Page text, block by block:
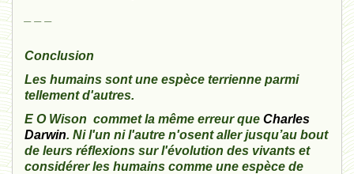
Conclusion
Les humains sont une espèce terrienne parmi
tellement d'autres.
E O Wison commet la même erreur que Charles
Darwin. Ni l'un ni l'autre n'osent aller jusqu’au bout
de leurs réflexions sur l'évolution des vivants et
considérer les humains comme une espèce de